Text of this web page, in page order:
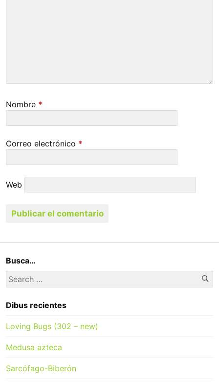
Nombre *
Correo electrónico *
Web
Busca…
Search
for:
Dibus recientes
Loving Bugs (302 – new)
Medusa azteca
Sarcófago-Biberón